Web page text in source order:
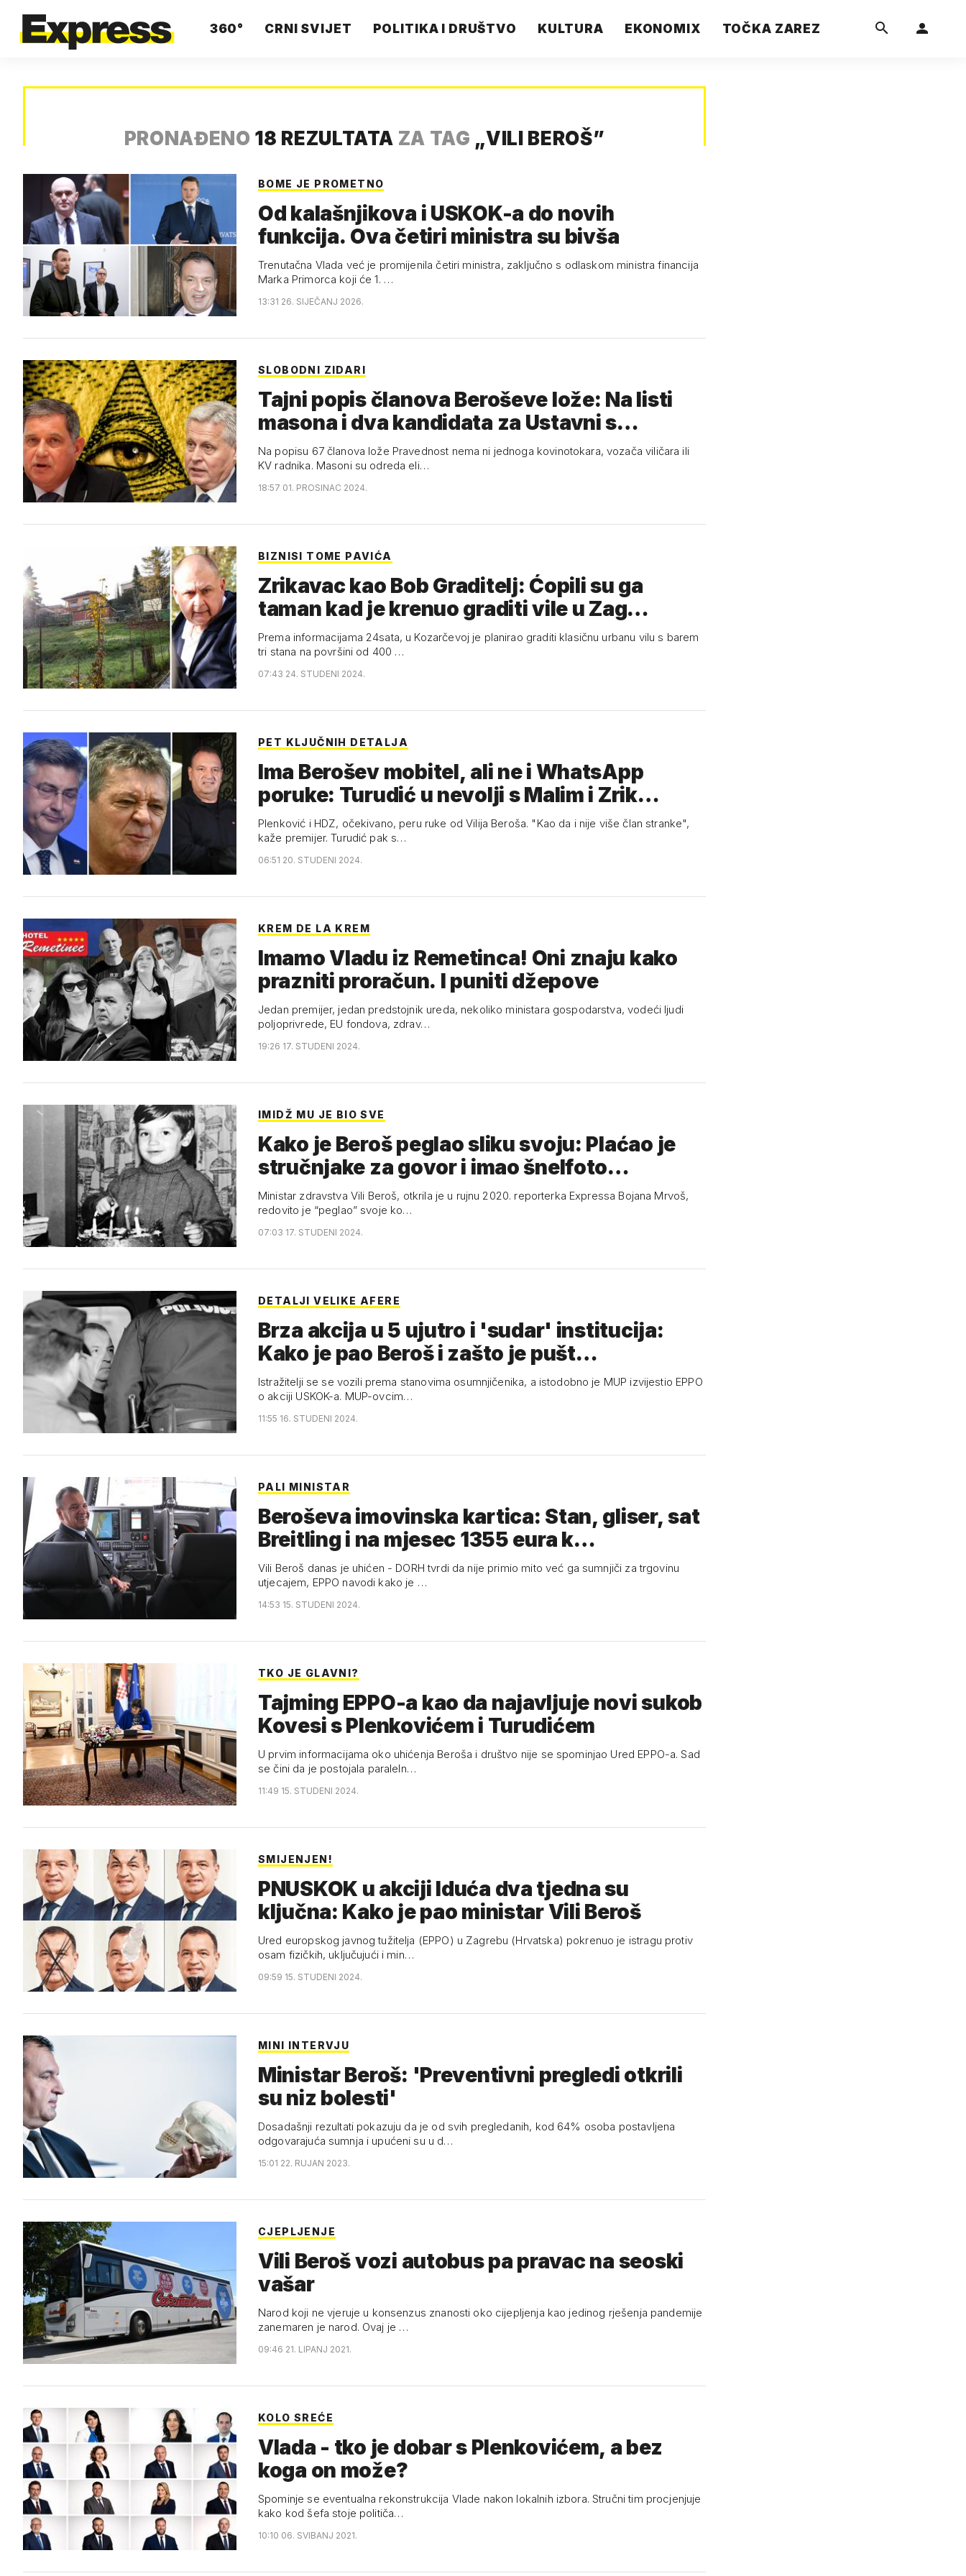
360° CRNI SVIJET POLITIKA I DRUŠTVO KULTURA EKONOMIX TOČKA ZAREZ
PRONAĐENO 18 REZULTATA ZA TAG „VILI BEROŠ”
BOME JE PROMETNO
Od kalašnjikova i USKOK-a do novih
funkcija. Ova četiri ministra su bivša
Trenutačna Vlada već je promijenila četiri ministra, zaključno s odlaskom ministra financija
Marka Primorca koji će 1. …
13:31 26. SIJEČANJ 2026.
SLOBODNI ZIDARI
Tajni popis članova Beroševe lože: Na listi
masona i dva kandidata za Ustavni s…
Na popisu 67 članova lože Pravednost nema ni jednoga kovinotokara, vozača viličara ili
KV radnika. Masoni su odreda eli…
18:57 01. PROSINAC 2024.
BIZNISI TOME PAVIĆA
Zrikavac kao Bob Graditelj: Ćopili su ga
taman kad je krenuo graditi vile u Zag…
Prema informacijama 24sata, u Kozarčevoj je planirao graditi klasičnu urbanu vilu s barem
tri stana na površini od 400 …
07:43 24. STUDENI 2024.
PET KLJUČNIH DETALJA
Ima Berošev mobitel, ali ne i WhatsApp
poruke: Turudić u nevolji s Malim i Zrik…
Plenković i HDZ, očekivano, peru ruke od Vilija Beroša. "Kao da i nije više član stranke",
kaže premijer. Turudić pak s…
06:51 20. STUDENI 2024.
KREM DE LA KREM
Imamo Vladu iz Remetinca! Oni znaju kako
prazniti proračun. I puniti džepove
Jedan premijer, jedan predstojnik ureda, nekoliko ministara gospodarstva, vodeći ljudi
poljoprivrede, EU fondova, zdrav…
19:26 17. STUDENI 2024.
IMIDŽ MU JE BIO SVE
Kako je Beroš peglao sliku svoju: Plaćao je
stručnjake za govor i imao šnelfoto…
Ministar zdravstva Vili Beroš, otkrila je u rujnu 2020. reporterka Expressa Bojana Mrvoš,
redovito je “peglao” svoje ko…
07:03 17. STUDENI 2024.
DETALJI VELIKE AFERE
Brza akcija u 5 ujutro i 'sudar' institucija:
Kako je pao Beroš i zašto je pušt…
Istražitelji se se vozili prema stanovima osumnjičenika, a istodobno je MUP izvijestio EPPO
o akciji USKOK-a. MUP-ovcim…
11:55 16. STUDENI 2024.
PALI MINISTAR
Beroševa imovinska kartica: Stan, gliser, sat
Breitling i na mjesec 1355 eura k…
Vili Beroš danas je uhićen - DORH tvrdi da nije primio mito već ga sumnjiči za trgovinu
utjecajem, EPPO navodi kako je …
14:53 15. STUDENI 2024.
TKO JE GLAVNI?
Tajming EPPO-a kao da najavljuje novi sukob
Kovesi s Plenkovićem i Turudićem
U prvim informacijama oko uhićenja Beroša i društvo nije se spominjao Ured EPPO-a. Sad
se čini da je postojala paraleln…
11:49 15. STUDENI 2024.
SMIJENJEN!
PNUSKOK u akciji Iduća dva tjedna su
ključna: Kako je pao ministar Vili Beroš
Ured europskog javnog tužitelja (EPPO) u Zagrebu (Hrvatska) pokrenuo je istragu protiv
osam fizičkih, uključujući i min…
09:59 15. STUDENI 2024.
MINI INTERVJU
Ministar Beroš: 'Preventivni pregledi otkrili
su niz bolesti'
Dosadašnji rezultati pokazuju da je od svih pregledanih, kod 64% osoba postavljena
odgovarajuća sumnja i upućeni su u d…
15:01 22. RUJAN 2023.
CJEPLJENJE
Vili Beroš vozi autobus pa pravac na seoski
vašar
Narod koji ne vjeruje u konsenzus znanosti oko cijepljenja kao jedinog rješenja pandemije
zanemaren je narod. Ovaj je …
09:46 21. LIPANJ 2021.
KOLO SREĆE
Vlada - tko je dobar s Plenkovićem, a bez
koga on može?
Spominje se eventualna rekonstrukcija Vlade nakon lokalnih izbora. Stručni tim procjenjuje
kako kod šefa stoje političa…
10:10 06. SVIBANJ 2021.